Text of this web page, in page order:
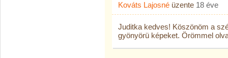
Kováts Lajosné üzente 18 éve
Juditka kedves! Köszönöm a
gyönyörü képeket. Örömmel